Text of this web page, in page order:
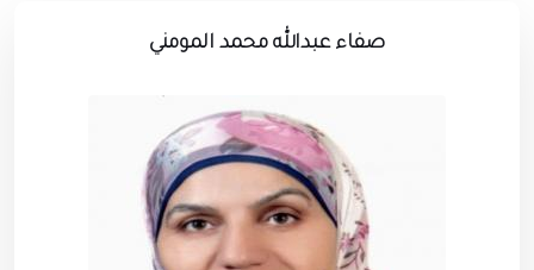
صفاء عبدالله محمد المومني